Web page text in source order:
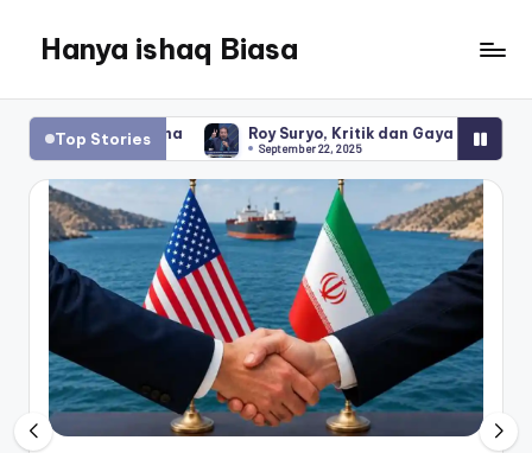
content
Hanya ishaq Biasa
Rahman,
Humas
Unhas,
Dosen
Hubungan
Internasional,
Peneliti
Center
Peace,
Conflict,
and
Democracy
Top Stories
China Roy Suryo, Kritik dan Gaya Bahasa yang Berubah
September 22, 2025